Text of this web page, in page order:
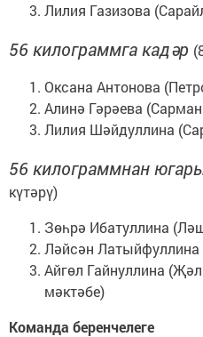
Лилия Газизова
56 килограммга кадәр
Оксана Антонова
Алинә Гәрәева
Лилия Шәйдуллина
56 килограммнан
күтәрү)
Зөһрә Ибатуллина
Ләйсән
Айгөл Гайнуллина
мәктәбе)
Команда беренчелеге